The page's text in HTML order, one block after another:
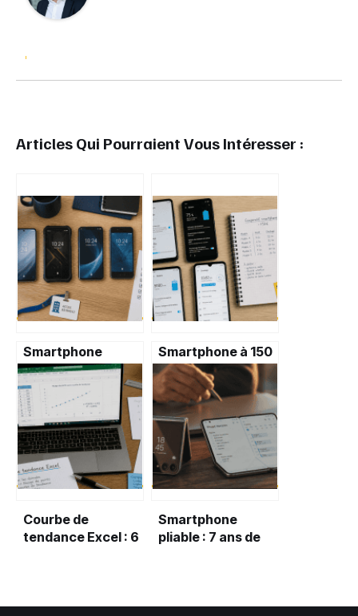
Articles Qui Pourraient Vous Intéresser :
Smartphone
professionnel : 3
critères de
sélection pour
sécuriser vos
données et
booster votre
productivité
Smartphone à 150
euros : 128 Go de
stockage et 5000
mAh, le nouveau
standard ?
Courbe de
tendance Excel : 6
fiabiliser vos
Smartphone
pliable : 7 ans de
usage quotidien